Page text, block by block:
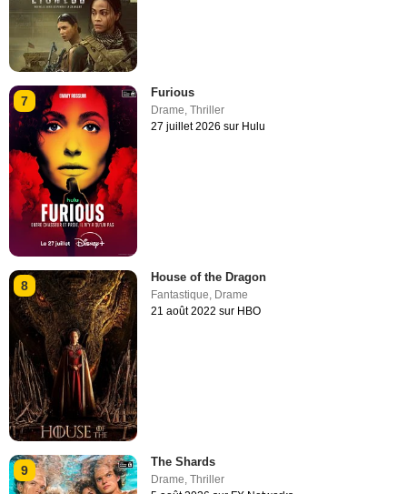
7
Furious
Drame,Thriller
27 juillet 2026 sur Hulu
8
House of the Dragon
Fantastique, Drame
21 août 2022 sur HBO
9
The Shards
Drame,Thriller